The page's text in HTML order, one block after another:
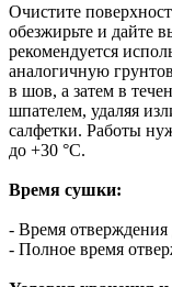
Очистите
обезжирьте и дайте
рекомендуется
аналогичную
в шов, а затем в
шпателем, удаляя
салфетки. Работы
до +30 °C.
Время сушки:
- Время отверждения
- Полное время